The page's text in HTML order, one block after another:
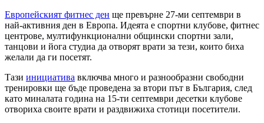
Европейският фитнес ден ще превърне 27-ми септември в
най-активния ден в Европа. Идеята е спортни клубове, фитнес
центрове, мултифункционални общински спортни зали,
танцови и йога студиа да отворят врати за тези, които биха
желали да ги посетят.
Тази инициатива включва много и разнообразни свободни
тренировки ще бъде проведена за втори път в България, след
като миналата година на 15-ти септември десетки клубове
отвориха своите врати и раздвижиха стотици посетители.